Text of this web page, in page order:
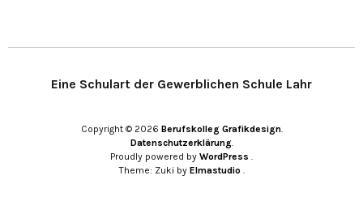
Eine Schulart der Gewerblichen Schule Lahr
Copyright © 2026 Berufskolleg Grafikdesign
Datenschutzerklärung
Proudly powered by WordPress
Theme: Zuki by Elmastudio